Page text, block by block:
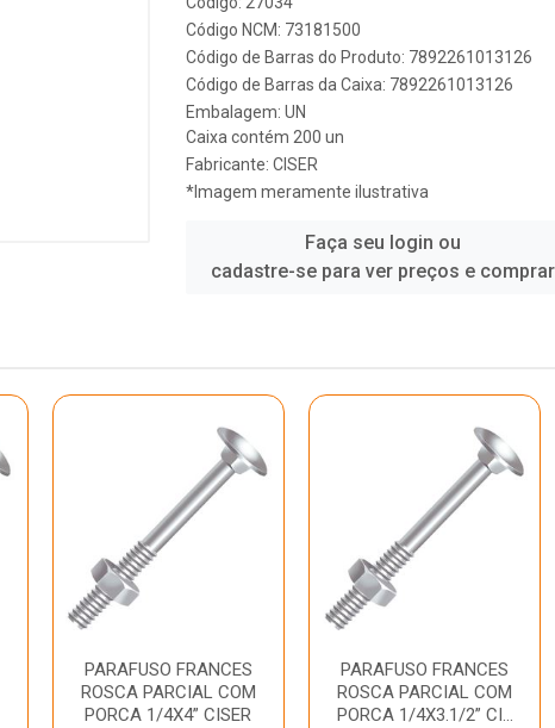
Código NCM: 73181500
Código de Barras do Produto: 7892261013126
Código de Barras da Caixa: 7892261013126
Embalagem: UN
Caixa contém 200 un
Fabricante: CISER
*Imagem meramente ilustrativa
Faça seu login ou
cadastre-se para ver preços e comprar
PARAFUSO FRANCES
ROSCA PARCIAL COM
PORCA 1/4X4” CISER
PARAFUSO FRANCES
ROSCA PARCIAL COM
PORCA 1/4X3.1/2” CI...